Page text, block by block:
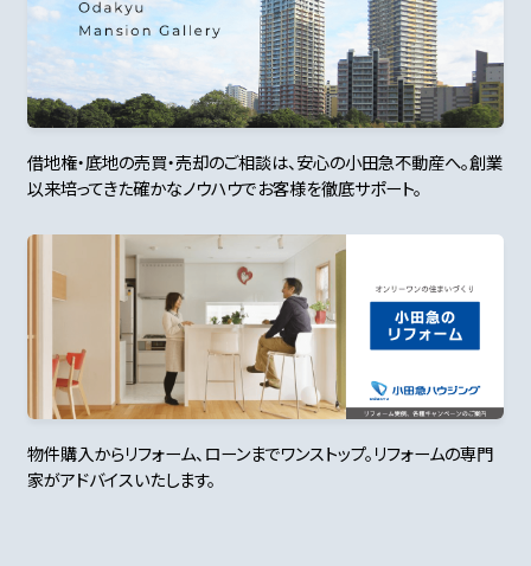
借地権・底地の売買・売却のご相談は、安心の小田急不動産へ。創業
以来培ってきた確かなノウハウでお客様を徹底サポート。
物件購入からリフォーム、ローンまでワンストップ。リフォームの専門
家がアドバイスいたします。